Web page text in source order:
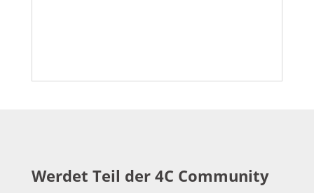
Werdet Teil der 4C Community